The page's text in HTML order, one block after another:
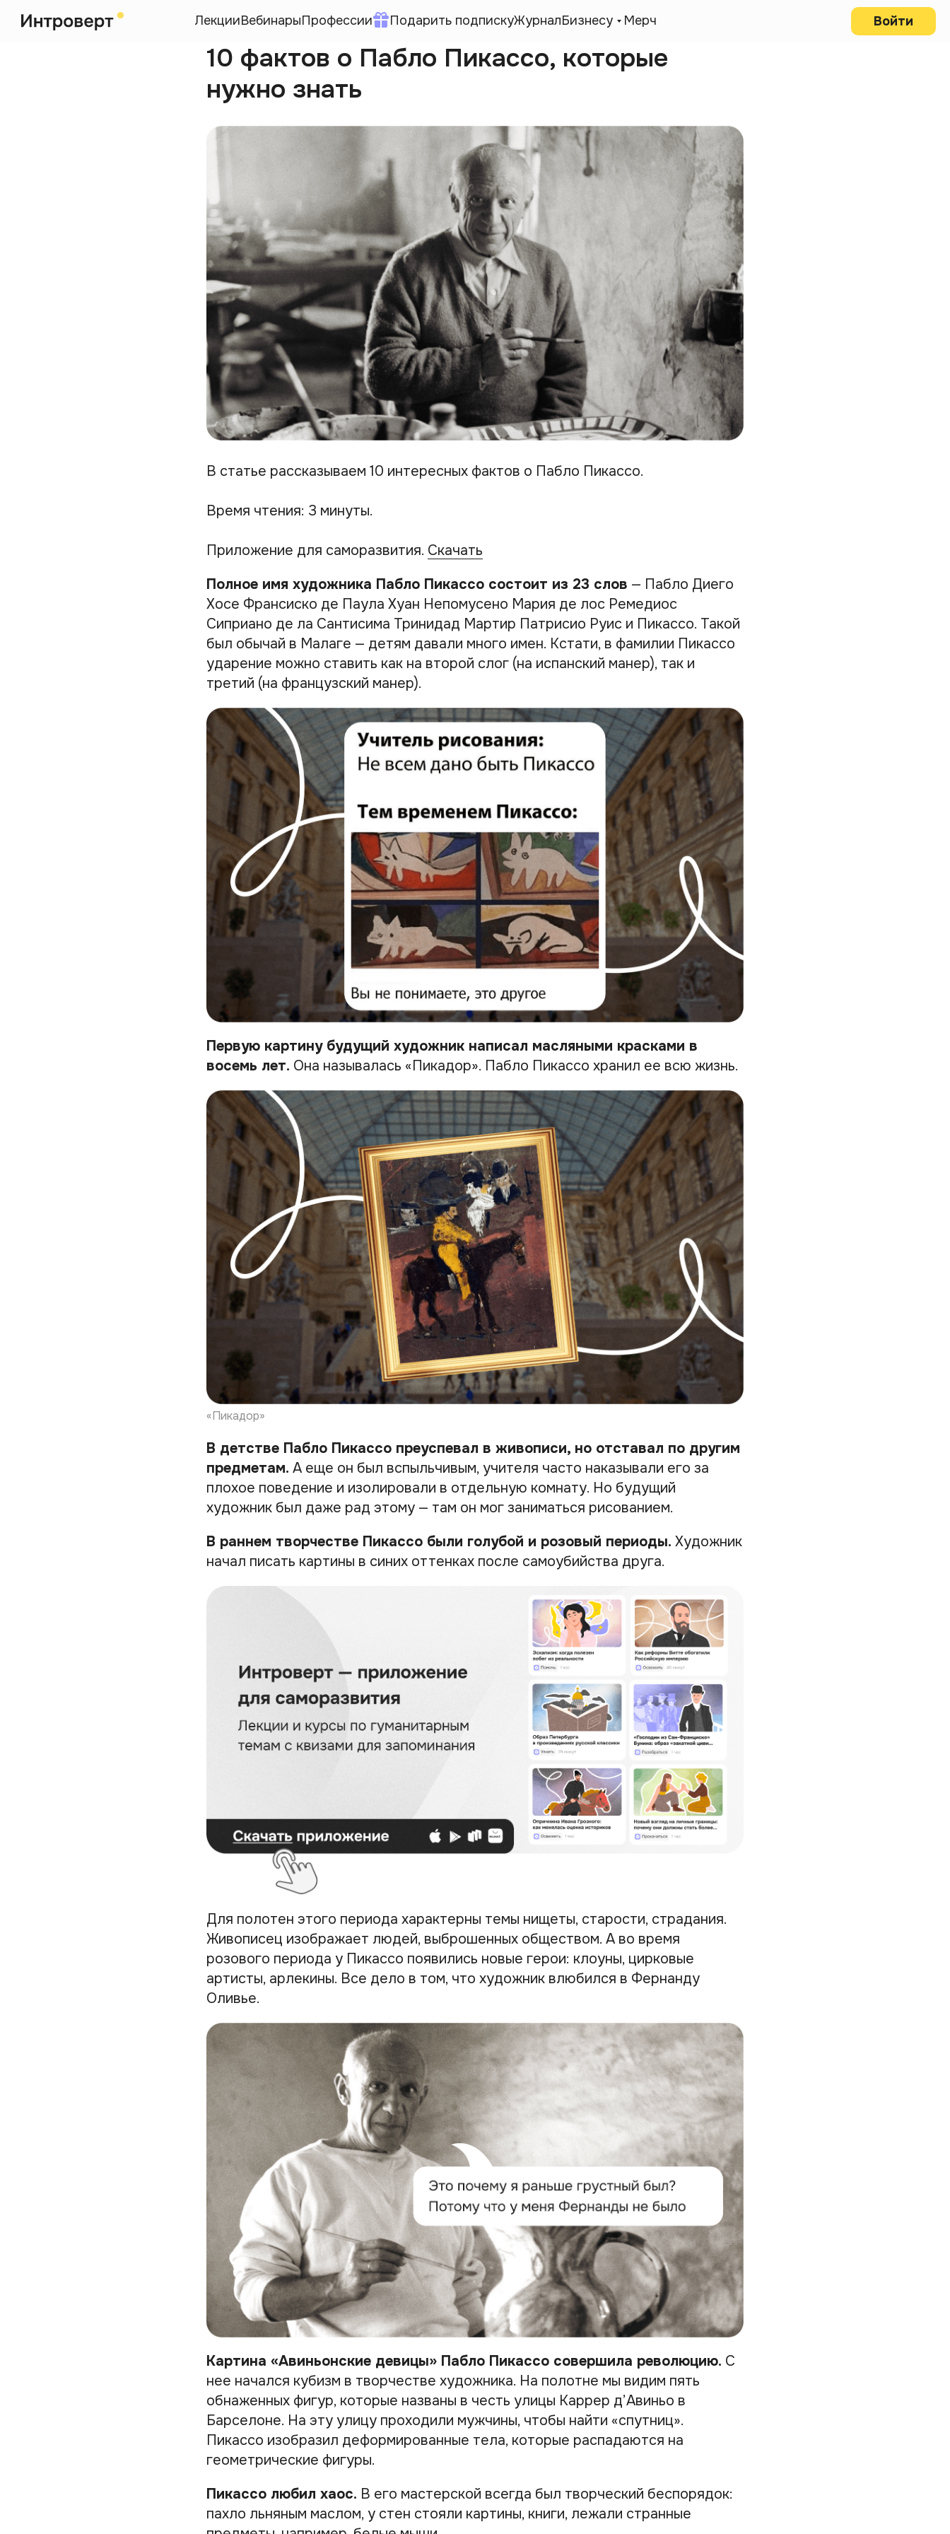
ЛекцииВебинарыПрофессии Подарить подпискуЖурналБизнесу Мерч Войти
10 фактов о Пабло Пикассо, которые
нужно знать
В статье рассказываем 10 интересных фактов о Пабло Пикассо.
Время чтения: 3 минуты.
Приложение для саморазвития. Скачать
Полное имя художника Пабло Пикассо состоит из 23 слов — Пабло Диего
Хосе Франсиско де Паула Хуан Непомусено Мария де лос Ремедиос
Сиприано де ла Сантисима Тринидад Мартир Патрисио Руис и Пикассо. Такой
был обычай в Малаге — детям давали много имен. Кстати, в фамилии Пикассо
ударение можно ставить как на второй слог (на испанский манер), так и
третий (на французский манер).
Первую картину будущий художник написал масляными красками в
восемь лет. Она называлась «Пикадор». Пабло Пикассо хранил ее всю жизнь.
«Пикадор»
В детстве Пабло Пикассо преуспевал в живописи, но отставал по другим
предметам. А еще он был вспыльчивым, учителя часто наказывали его за
плохое поведение и изолировали в отдельную комнату. Но будущий
художник был даже рад этому — там он мог заниматься рисованием.
В раннем творчестве Пикассо были голубой и розовый периоды. Художник
начал писать картины в синих оттенках после самоубийства друга.
Для полотен этого периода характерны темы нищеты, старости, страдания.
Живописец изображает людей, выброшенных обществом. А во время
розового периода у Пикассо появились новые герои: клоуны, цирковые
артисты, арлекины. Все дело в том, что художник влюбился в Фернанду
Оливье.
Картина «Авиньонские девицы» Пабло Пикассо совершила революцию. С
нее начался кубизм в творчестве художника. На полотне мы видим пять
обнаженных фигур, которые названы в честь улицы Каррер д’Авиньо в
Барселоне. На эту улицу проходили мужчины, чтобы найти «спутниц».
Пикассо изобразил деформированные тела, которые распадаются на
геометрические фигуры.
Пикассо любил хаос. В его мастерской всегда был творческий беспорядок:
пахло льняным маслом, у стен стояли картины, книги, лежали странные